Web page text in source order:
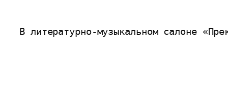
В литературно-музыкальном салоне